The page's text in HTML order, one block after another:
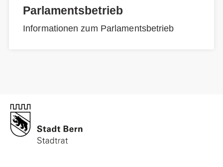
Parlamentsbetrieb
Informationen zum Parlamentsbetrieb